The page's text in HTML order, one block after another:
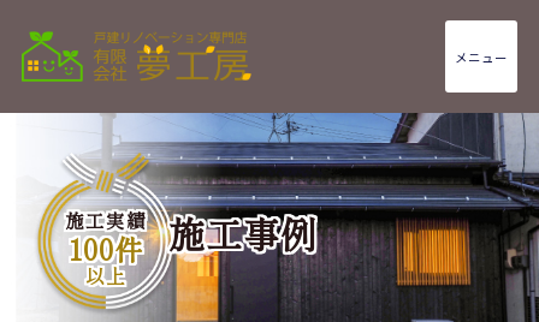
メニュー
施工実績
100件
以上
施工事例